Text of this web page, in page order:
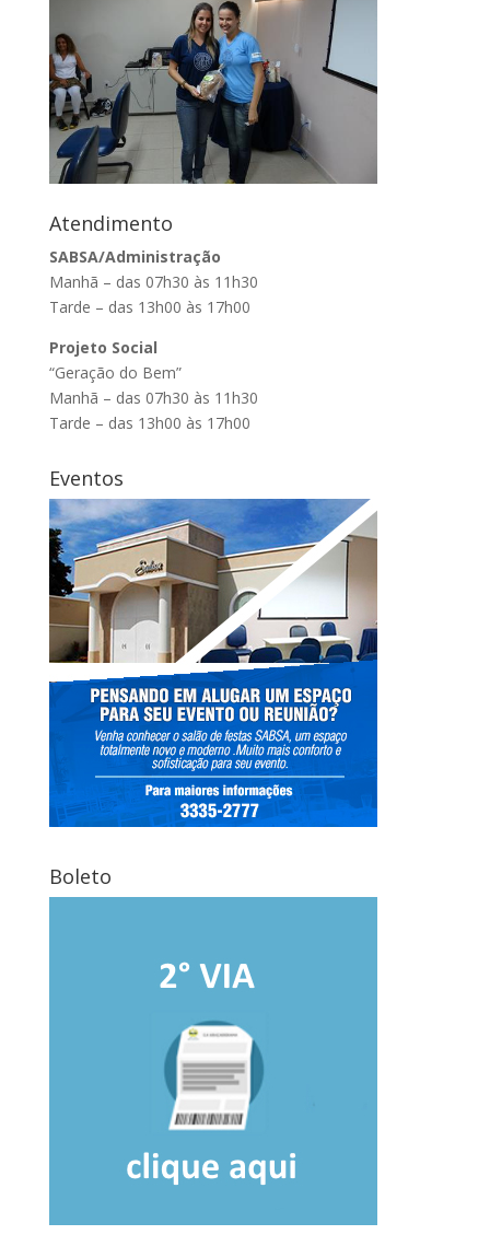
Atendimento
SABSA/Administração
Manhã – das 07h30 às 11h30
Tarde – das 13h00 às 17h00
Projeto Social
“Geração do Bem”
Manhã – das 07h30 às 11h30
Tarde – das 13h00 às 17h00
Eventos
Boleto